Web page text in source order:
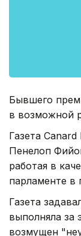
Бывшего
в возможной
Газета
Пенелоп
работая в
парламенте в
Газета
выполняла за
возмущен